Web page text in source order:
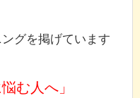
グを掲げています
む人へ」